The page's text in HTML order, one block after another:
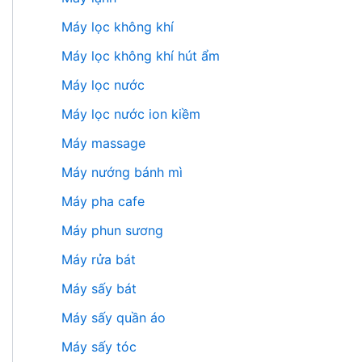
Máy lọc không khí
Máy lọc không khí hút ẩm
Máy lọc nước
Máy lọc nước ion kiềm
Máy massage
Máy nướng bánh mì
Máy pha cafe
Máy phun sương
Máy rửa bát
Máy sấy bát
Máy sấy quần áo
Máy sấy tóc